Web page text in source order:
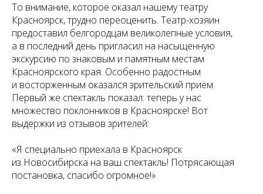
То внимание, которое оказал нашему театру
Красноярск, трудно переоценить. Театр-хозяин
предоставил белгородцам великолепные условия,
а в последний день пригласил на насыщенную
экскурсию по знаковым и памятным местам
Красноярского края. Особенно радостным
и восторженным оказался зрительский приём.
Первый же спектакль показал: теперь у нас
множество поклонников в Красноярске! Вот
выдержки из отзывов зрителей:
«Я специально приехала в Красноярск
из Новосибирска на ваш спектакль! Потрясающая
постановка, спасибо огромное!»